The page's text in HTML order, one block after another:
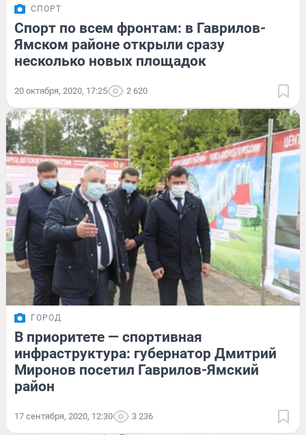
СПОРТ
Спорт по всем фронтам: в Гаврилов-
Ямском районе открыли сразу
несколько новых площадок
20 октября, 2020, 17:25 2 620
ГОРОД
В приоритете — спортивная
инфраструктура: губернатор Дмитрий
Миронов посетил Гаврилов-Ямский
район
17 сентября, 2020, 12:30 3 236